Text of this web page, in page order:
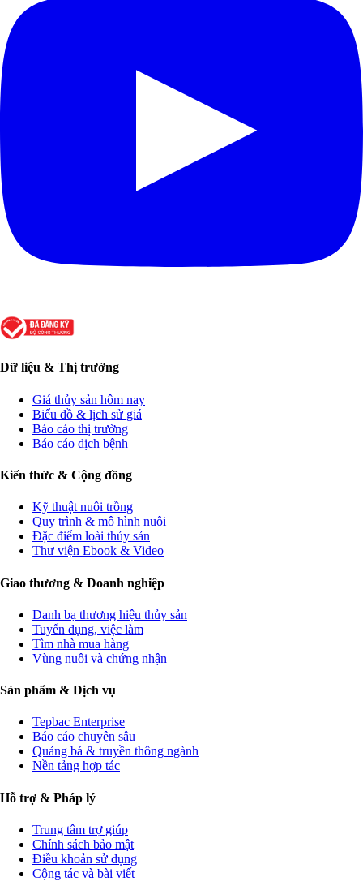
Dữ liệu & Thị trường
Giá thủy sản hôm nay
Biểu đồ & lịch sử giá
Báo cáo thị trường
Báo cáo dịch bệnh
Kiến thức & Cộng đồng
Kỹ thuật nuôi trồng
Quy trình & mô hình nuôi
Đặc điểm loài thủy sản
Thư viện Ebook & Video
Giao thương & Doanh nghiệp
Danh bạ thương hiệu thủy sản
Tuyển dụng, việc làm
Tìm nhà mua hàng
Vùng nuôi và chứng nhận
Sản phẩm & Dịch vụ
Tepbac Enterprise
Báo cáo chuyên sâu
Quảng bá & truyền thông ngành
Nền tảng hợp tác
Hỗ trợ & Pháp lý
Trung tâm trợ giúp
Chính sách bảo mật
Điều khoản sử dụng
Cộng tác và bài viết